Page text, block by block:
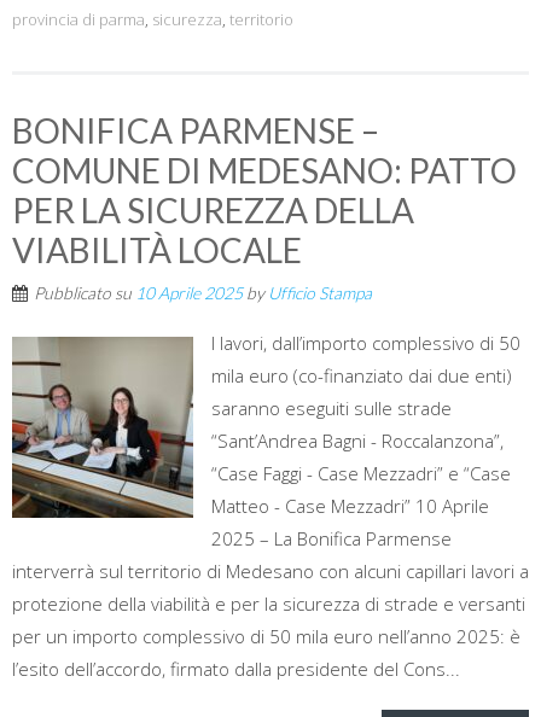
provincia di parma, sicurezza, territorio
BONIFICA PARMENSE –
COMUNE DI MEDESANO: PATTO
PER LA SICUREZZA DELLA
VIABILITÀ LOCALE
Pubblicato su 10 Aprile 2025by Ufficio Stampa
I lavori, dall’importo complessivo di 50
mila euro (co-finanziato dai due enti)
saranno eseguiti sulle strade
“Sant’Andrea Bagni - Roccalanzona”,
“Case Faggi - Case Mezzadri” e “Case
Matteo - Case Mezzadri” 10 Aprile
2025 – La Bonifica Parmense
interverrà sul territorio di Medesano con alcuni capillari lavori a
protezione della viabilità e per la sicurezza di strade e versanti
per un importo complessivo di 50 mila euro nell’anno 2025: è
l’esito dell’accordo, firmato dalla presidente del Cons...